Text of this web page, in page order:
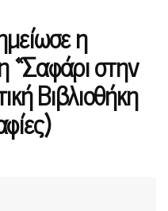
η
«Σαφάρι στην
Βιβλιοθήκη